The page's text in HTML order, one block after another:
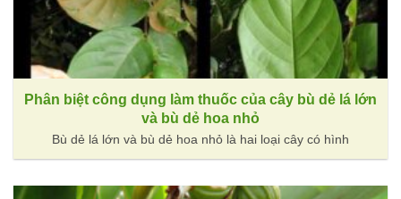
Phân biệt công dụng làm thuốc của cây bù dẻ lá lớn
và bù dẻ hoa nhỏ
Bù dẻ lá lớn và bù dẻ hoa nhỏ là hai loại cây có hình